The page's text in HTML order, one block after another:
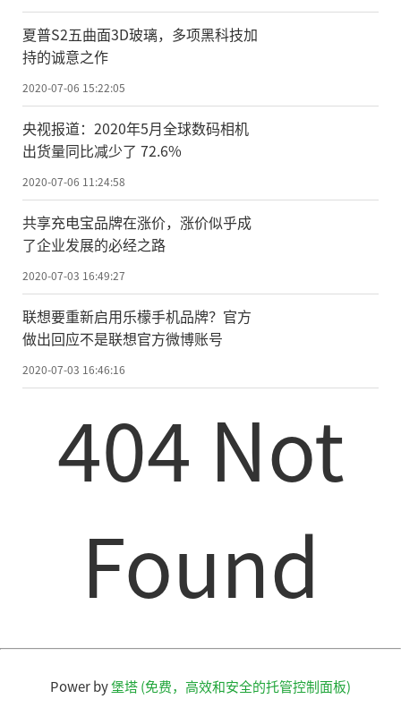
夏普S2五曲面3D玻璃，多项黑科技加
持的诚意之作
2020-07-06 15:22:05
央视报道：2020年5月全球数码相机
出货量同比减少了 72.6%
2020-07-06 11:24:58
共享充电宝品牌在涨价，涨价似乎成
了企业发展的必经之路
2020-07-03 16:49:27
联想要重新启用乐檬手机品牌？官方
做出回应不是联想官方微博账号
2020-07-03 16:46:16
404 Not
Found
Power by堡塔 (免费，高效和安全的托管控制面板)